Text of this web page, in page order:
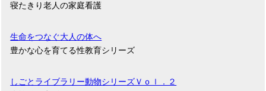
寝たきり老人の家庭看護
生命をつなぐ大人の体へ
豊かな心を育てる性教育シリーズ
しごとライブラリー動物シリーズＶｏｌ．２